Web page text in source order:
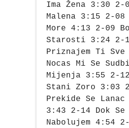
Ima Žena 3:30 2-
Malena 3:15 2-
More 4:13 2-09
Starosti 3:24 2-
Priznajem Ti Sve
Nocas Mi Se
Mijenja 3:55 2-
Stani Zoro 3:03
Prekide Se Lanac
3:43 2-14 Dok Se
Nabolujem 4:54